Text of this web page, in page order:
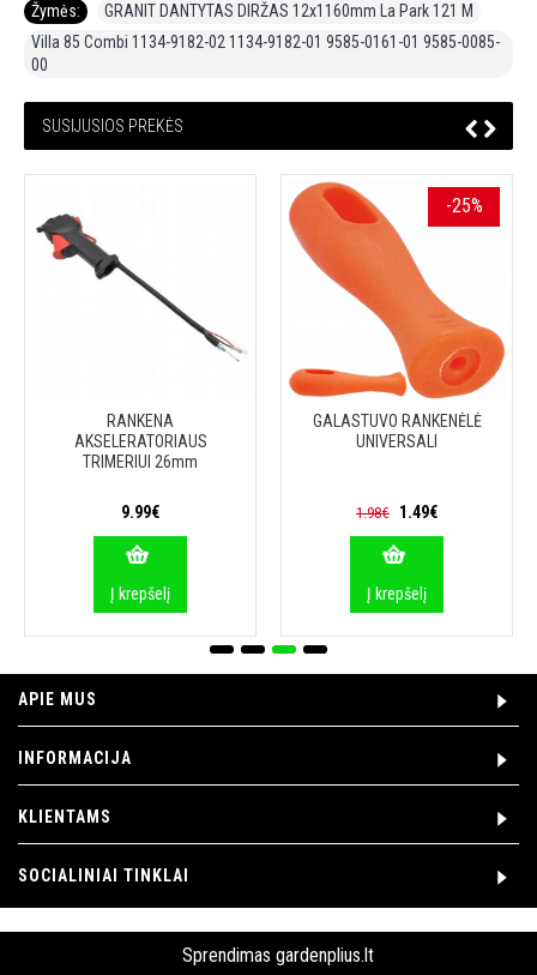
Žymės: GRANIT DANTYTAS DIRŽAS 12x1160mm La Park 121 M
Villa 85 Combi 1134-9182-02 1134-9182-01 9585-0161-01 9585-0085-
00
SUSIJUSIOS PREKĖS
RANKENA
AKSELERATORIAUS
TRIMERIUI 26mm
9.99€
Į krepšelį
-25%
GALASTUVO RANKENĖLĖ
UNIVERSALI
1.98€ 1.49€
Į krepšelį
APIE MUS
INFORMACIJA
KLIENTAMS
SOCIALINIAI TINKLAI
Sprendimas gardenplius.lt